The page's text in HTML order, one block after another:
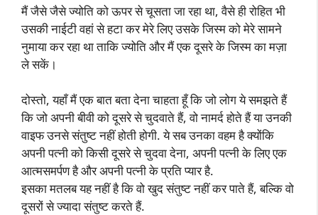
मैं जैसे जैसे ज्योति को ऊपर से चूसता जा रहा था, वैसे ही रोहित भी
उसकी नाईटी वहां से हटा कर मेरे लिए उसके जिस्म को मेरे सामने
नुमाया कर रहा था ताकि ज्योति और मैं एक दूसरे के जिस्म का मज़ा
ले सकें।
दोस्तो, यहाँ मैं एक बात बता देना चाहता हूँ कि जो लोग ये समझते हैं
कि जो अपनी बीवी को दूसरे से चुदवाते हैं, वो नामर्द होते हैं या उनकी
वाइफ उनसे संतुष्ट नहीं होती होगी. ये सब उनका वहम है क्योंकि
अपनी पत्नी को किसी दूसरे से चुदवा देना, अपनी पत्नी के लिए एक
आत्मसमर्पण है और अपनी पत्नी के प्रति प्यार है.
इसका मतलब यह नहीं है कि वो खुद संतुष्ट नहीं कर पाते हैं, बल्कि वो
दूसरों से ज्यादा संतुष्ट करते हैं.